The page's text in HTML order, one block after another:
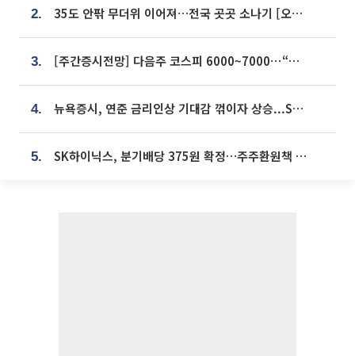
2. 35도 안팎 무더위 이어져…전국 곳곳 소나기 [오늘 날씨]
3. [주간증시전망] 다음주 코스피 6000~7000⋯“外人 수급은 정책이 변수”
4. 뉴욕증시, 연준 금리인상 기대감 꺾이자 상승...S&P500 사상 최고치 [종합]
5. SK하이닉스, 분기배당 375원 확정…주주환원책 9월로 앞당겨 발표